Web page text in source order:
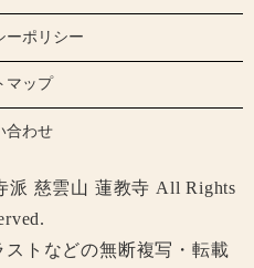
ーポリシー
マップ
合わせ
派 慈雲山 蓮教寺 All Rights
ストなどの無断複写・転載